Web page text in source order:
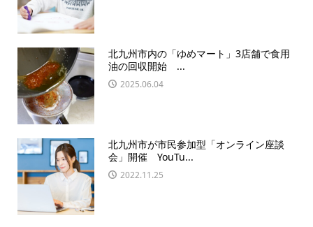
北九州市内の「ゆめマート」3店舗で食用
油の回収開始 ...
2025.06.04
北九州市が市民参加型「オンライン座談
会」開催 YouTu...
2022.11.25